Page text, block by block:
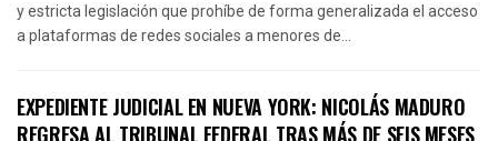
y estricta legislación que prohíbe de forma generalizada el acceso
a plataformas de redes sociales a menores de...
EXPEDIENTE JUDICIAL EN NUEVA YORK: NICOLÁS MADURO
REGRESA AL TRIBUNAL FEDERAL TRAS MÁS DE SEIS MESES